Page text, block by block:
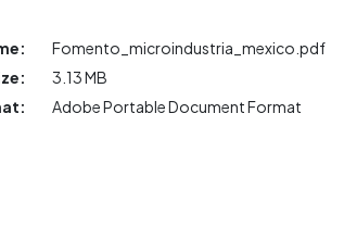
Fomento_microindustria_mexico.pdf
3.13 MB
Adobe Portable Document Format